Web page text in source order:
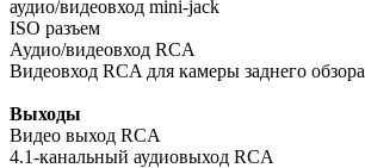
аудио/видеовход mini-jack
ISO разъем
Аудио/видеовход RCA
Видеовход RCA для камеры заднего обзора
Выходы
Видео выход RCA
4.1-канальный аудиовыход RCA